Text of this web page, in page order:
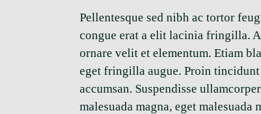
Pellentesque sed nibh ac tortor
congue erat a elit lacinia fringilla.
ornare velit et elementum. Etiam
eget fringilla augue. Proin
accumsan. Suspendisse
malesuada magna, eget malesuada